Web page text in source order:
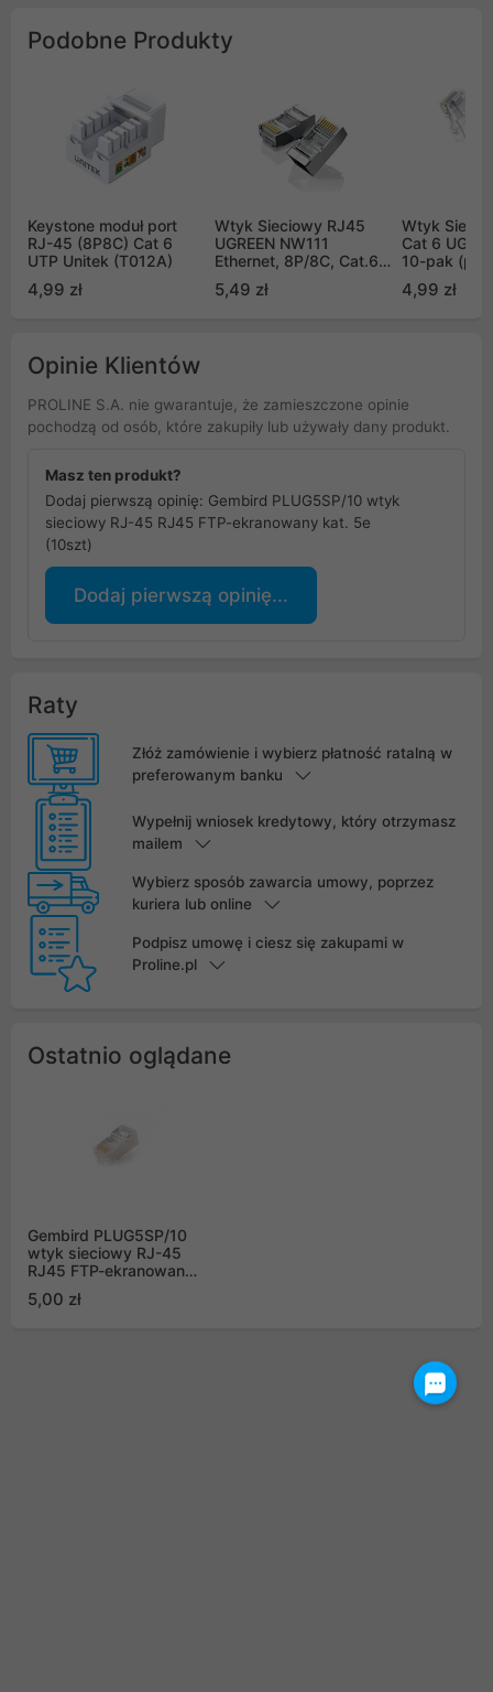
Podobne Produkty
Keystone moduł port
RJ-45 (8P8C) Cat 6
UTP Unitek (T012A)
4,99 zł
Wtyk Sieciowy RJ45
UGREEN NW111
Ethernet, 8P/8C, Cat.6,
UTP metalowa wtyczka
(10szt.)
5,49 zł
Wtyk
Cat 6
10-pak
4,99 zł
Opinie Klientów
PROLINE S.A. nie gwarantuje, że zamieszczone opinie
pochodzą od osób, które zakupiły lub używały dany produkt.
Masz ten produkt?
Dodaj pierwszą opinię: Gembird PLUG5SP/10 wtyk
sieciowy RJ-45 RJ45 FTP-ekranowany kat. 5e
(10szt)
Dodaj pierwszą opinię...
Raty
Złóż zamówienie i wybierz płatność ratalną w
preferowanym banku
Wypełnij wniosek kredytowy, który otrzymasz
mailem
Wybierz sposób zawarcia umowy, poprzez
kuriera lub online
Podpisz umowę i ciesz się zakupami w
Proline.pl
Ostatnio oglądane
Gembird PLUG5SP/10
wtyk sieciowy RJ-45
RJ45 FTP-ekranowany
5,00 zł